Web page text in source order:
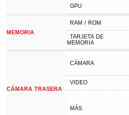
GPU
MEMORIA
RAM / ROM
TARJETA DE
MEMORIA
CÁMARA TRASERA
CÁMARA
VIDEO
MÁS